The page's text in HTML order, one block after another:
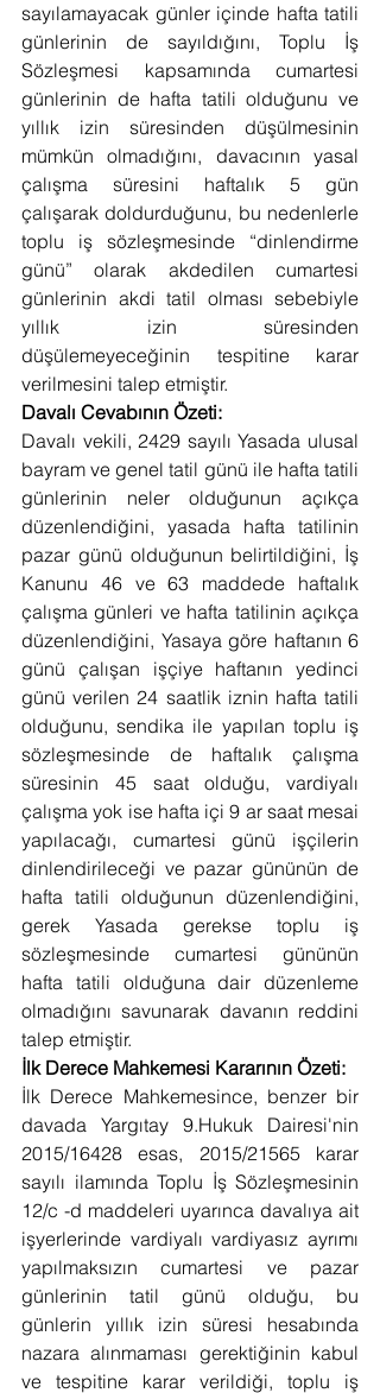
sayılamayacak günler içinde hafta tatili
günlerinin de sayıldığını, Toplu İş
Sözleşmesi kapsamında cumartesi
günlerinin de hafta tatili olduğunu ve
yıllık izin süresinden düşülmesinin
mümkün olmadığını, davacının yasal
çalışma süresini haftalık 5 gün
çalışarak doldurduğunu, bu nedenlerle
toplu iş sözleşmesinde “dinlendirme
günü” olarak akdedilen cumartesi
günlerinin akdi tatil olması sebebiyle
yıllık izin süresinden
düşülemeyeceğinin tespitine karar
verilmesini talep etmiştir.
Davalı Cevabının Özeti:
Davalı vekili, 2429 sayılı Yasada ulusal
bayram ve genel tatil günü ile hafta tatili
günlerinin neler olduğunun açıkça
düzenlendiğini, yasada hafta tatilinin
pazar günü olduğunun belirtildiğini, İş
Kanunu 46 ve 63 maddede haftalık
çalışma günleri ve hafta tatilinin açıkça
düzenlendiğini, Yasaya göre haftanın 6
günü çalışan işçiye haftanın yedinci
günü verilen 24 saatlik iznin hafta tatili
olduğunu, sendika ile yapılan toplu iş
sözleşmesinde de haftalık çalışma
süresinin 45 saat olduğu, vardiyalı
çalışma yok ise hafta içi 9 ar saat mesai
yapılacağı, cumartesi günü işçilerin
dinlendirileceği ve pazar gününün de
hafta tatili olduğunun düzenlendiğini,
gerek Yasada gerekse toplu iş
sözleşmesinde cumartesi gününün
hafta tatili olduğuna dair düzenleme
olmadığını savunarak davanın reddini
talep etmiştir.
İlk Derece Mahkemesi Kararının Özeti:
İlk Derece Mahkemesince, benzer bir
davada Yargıtay 9.Hukuk Dairesi'nin
2015/16428 esas, 2015/21565 karar
sayılı ilamında Toplu İş Sözleşmesinin
12/c -d maddeleri uyarınca davalıya ait
işyerlerinde vardiyalı vardiyasız ayrımı
yapılmaksızın cumartesi ve pazar
günlerinin tatil günü olduğu, bu
günlerin yıllık izin süresi hesabında
nazara alınmaması gerektiğinin kabul
ve tespitine karar verildiği, toplu iş